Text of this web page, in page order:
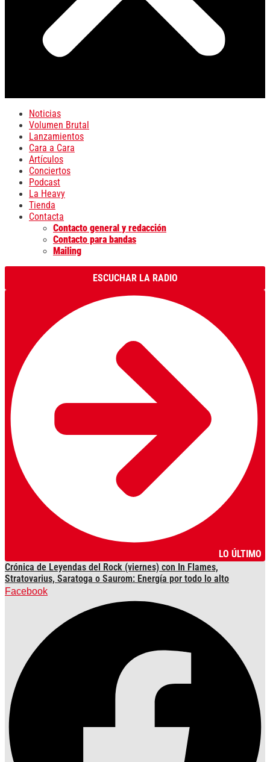
Noticias
Volumen Brutal
Lanzamientos
Cara a Cara
Artículos
Conciertos
Podcast
La Heavy
Tienda
Contacta
Contacto general y redacción
Contacto para bandas
Mailing
ESCUCHAR LA RADIO
LO ÚLTIMO
Crónica de Leyendas del Rock (viernes) con In Flames,
Stratovarius, Saratoga o Saurom: Energía por todo lo alto
Facebook